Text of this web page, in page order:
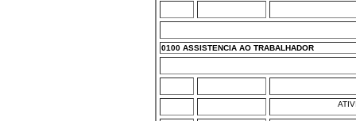
0100 ASSISTENCIA AO TRABALHADOR